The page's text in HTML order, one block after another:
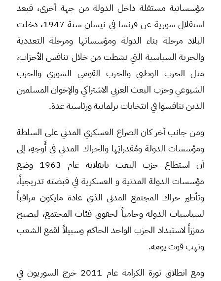
مؤسساتية مستقلة داخل الدولة من جهة أخرى، فبعد
استقلال سورية عن فرنسا في نيسان سنة 1947، دخلت
البلاد مرحلة بناء الدولة ومؤسساتها ومرحلة التعددية
والحرية السياسية التي نشطت من خلال تنافس الأحزاب،
مثل الحزب الوطني والحزب القومي السوري والحزب
الشيوعي وحزب البعث العربي الاشتراكي والإخوان المسلمين
الذين تنافسوا في انتخابات برلمانية ورئاسية عدة.
ومن جانب آخر كان الصراع العسكري المدني على السلطة
ومؤسسات الدولة ومُقدراتِها والحراك المدني في أًوجهِ، إلى
أن استطاع حزب البعث بانقلابه عام 1963 وضع
مؤسسات الدولة المدنية و العسكرية في قبضته تدريجياً،
وتأطير حراك المجتمع المدني الذي عادة مايكون مراقباً
لسياسيات الدولة وحامياً لحقوق فئات المجتمع، ليصبح
معززاً لاستبداد الحزب الواحد الحاكم وسبيلاً لقمع الشعب
ونهب قوت يومه.
ومع انطلاق ثورة الكرامة عام 2011 خرج السوريون في